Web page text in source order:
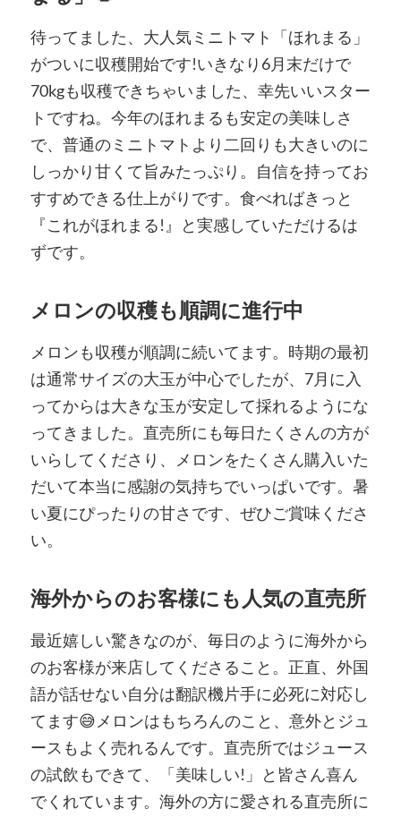
待ってました、大人気ミニトマト「ほれまる」
がついに収穫開始です!いきなり6月末だけで
70kgも収穫できちゃいました、幸先いいスター
トですね。今年のほれまるも安定の美味しさ
で、普通のミニトマトより二回りも大きいのに
しっかり甘くて旨みたっぷり。自信を持ってお
すすめできる仕上がりです。食べればきっと
『これがほれまる!』と実感していただけるは
ずです。
メロンの収穫も順調に進行中
メロンも収穫が順調に続いてます。時期の最初
は通常サイズの大玉が中心でしたが、7月に入
ってからは大きな玉が安定して採れるようにな
ってきました。直売所にも毎日たくさんの方が
いらしてくださり、メロンをたくさん購入いた
だいて本当に感謝の気持ちでいっぱいです。暑
い夏にぴったりの甘さです、ぜひご賞味くださ
い。
海外からのお客様にも人気の直売所
最近嬉しい驚きなのが、毎日のように海外から
のお客様が来店してくださること。正直、外国
語が話せない自分は翻訳機片手に必死に対応し
てます😅メロンはもちろんのこと、意外とジュ
ースもよく売れるんです。直売所ではジュース
の試飲もできて、「美味しい!」と皆さん喜ん
でくれています。海外の方に愛される直売所に